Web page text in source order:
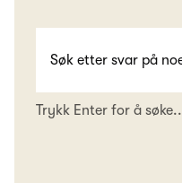
Trykk Enter for å søke..